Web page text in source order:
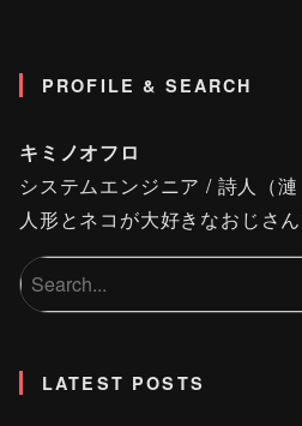
PROFILE & SEARCH
キミノオフロ
システムエンジニア / 詩人（漣
人形とネコが大好きなおじさん
LATEST POSTS